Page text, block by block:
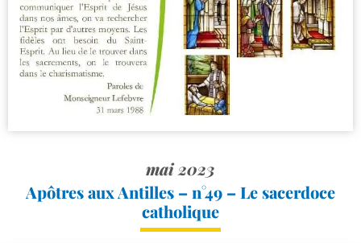
mai 2023
Apôtres aux Antilles – n°49 – Le sacerdoce
catholique